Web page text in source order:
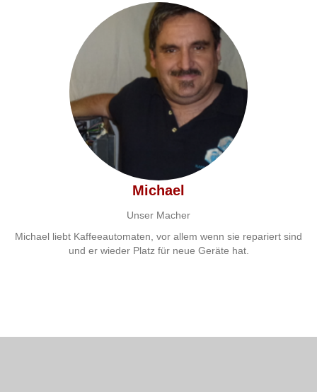
Michael
Unser Macher
Michael liebt Kaffeeautomaten, vor allem wenn sie repariert sind
und er wieder Platz für neue Geräte hat.